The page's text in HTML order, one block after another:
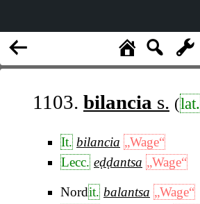
1103. bilancia s. (lat.
It. bilancia „Wage“
Lecc. eḍḍantsa „Wage“
Nordit. balantsa „Wage“